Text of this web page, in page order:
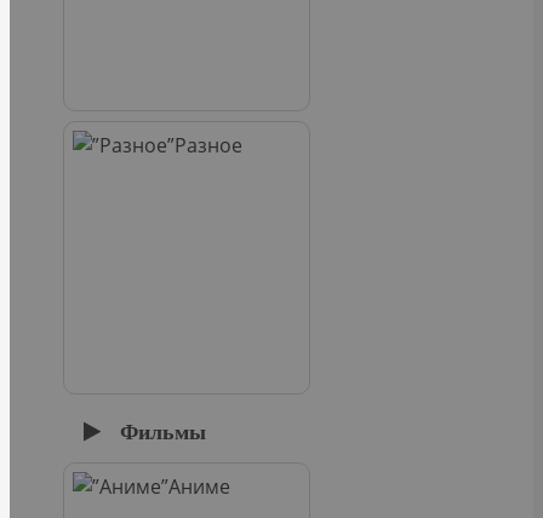
Разное
Фильмы
Аниме